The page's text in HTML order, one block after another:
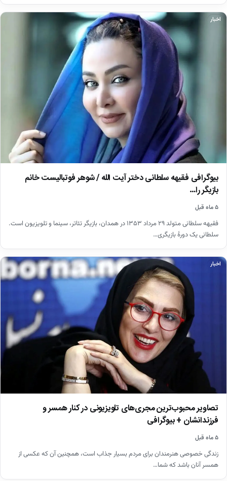
اخبار
بیوگرافی فقیهه سلطانی دختر آیت الله / شوهر فوتبالیست خانم
بازیگر را…
۵ ماه قبل
فقیهه سلطانی متولد ۲۹ مرداد ۱۳۵۳ در همدان، بازیگر تئاتر، سینما و تلویزیون است.
سلطانی یک دورهٔ بازیگری…
اخبار
تصاویر محبوب‌ترین مجری‌های تلویزیونی در کنار همسر و
فرزندانشان + بیوگرافی
۵ ماه قبل
زندگی خصوصی هنرمندان برای مردم بسیار جذاب است، همچنین آن که عکسی از
همسر آنان باشد که شما…